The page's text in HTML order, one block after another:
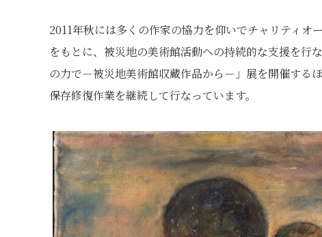
2011年秋には多くの作家の協力を仰いでチャリティ
をもとに、被災地の美術館活動への持続的な支援を行
の力で－被災地美術館収蔵作品から－」展を開催する
保存修復作業を継続して行なっています。